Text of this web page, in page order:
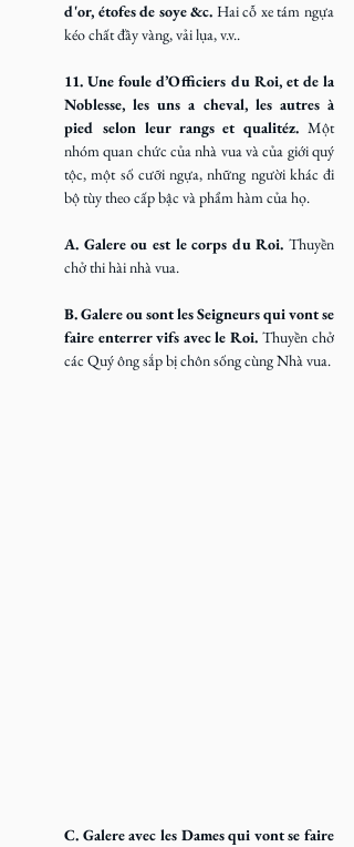
d'or, étofes de soye &c. Hai cỗ xe tám ngựa
kéo chất đầy vàng, vải lụa, v.v..
11. Une foule d’Officiers du Roi, et de la
Noblesse, les uns a cheval, les autres à
pied selon leur rangs et qualitéz. Một
nhóm quan chức của nhà vua và của giới quý
tộc, một số cưỡi ngựa, những người khác đi
bộ tùy theo cấp bậc và phẩm hàm của họ.
A. Galere ou est le corps du Roi. Thuyền
chở thi hài nhà vua.
B. Galere ou sont les Seigneurs qui vont se
faire enterrer vifs avec le Roi. Thuyền chở
các Quý ông sắp bị chôn sống cùng Nhà vua.
C. Galere avec les Dames qui vont se faire